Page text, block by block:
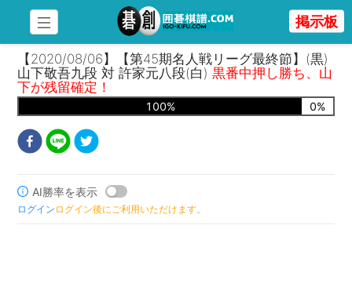
掲示板
【2020/08/06】【第45期名人戦リーグ最終節】(黒)
山下敬吾九段 対 許家元八段(白)黒番中押し勝ち、山
下が残留確定！
100% 0%
AI勝率を表示
ログイン ログイン後にご利用いただけます。